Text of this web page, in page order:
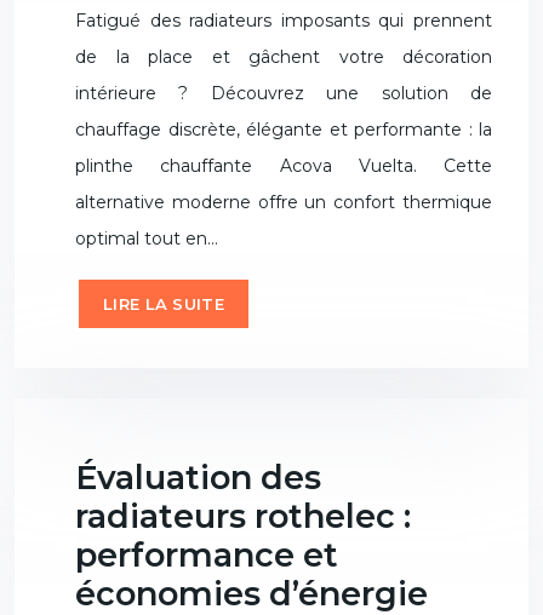
Fatigué des radiateurs imposants qui prennent
de la place et gâchent votre décoration
intérieure ? Découvrez une solution de
chauffage discrète, élégante et performante : la
plinthe chauffante Acova Vuelta. Cette
alternative moderne offre un confort thermique
optimal tout en…
LIRE LA SUITE
Évaluation des
radiateurs rothelec :
performance et
économies d’énergie